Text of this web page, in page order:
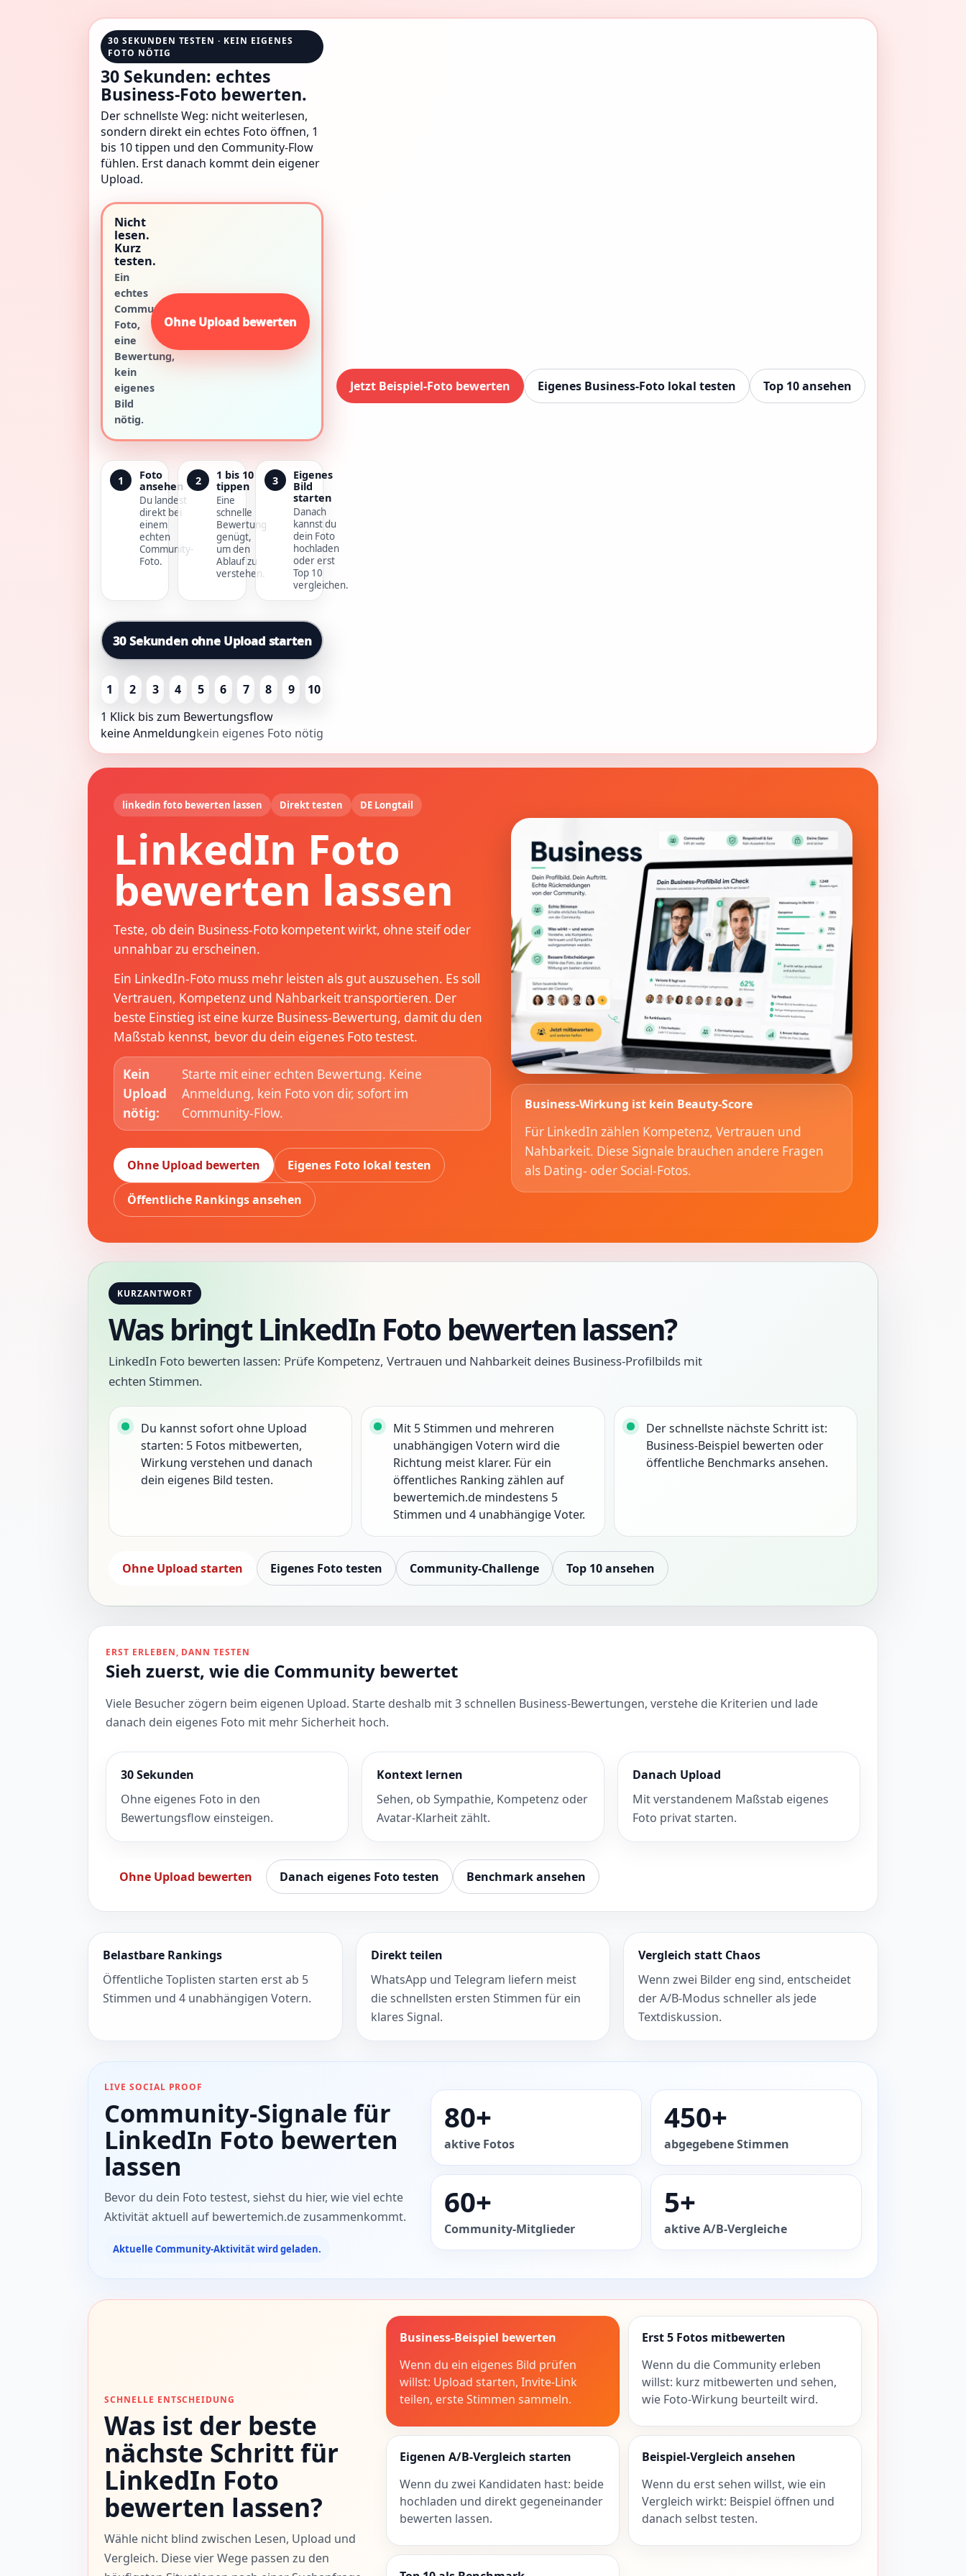
30 SEKUNDEN TESTEN · KEIN EIGENES
FOTO NÖTIG
30 Sekunden: echtes
Business-Foto bewerten.
Der schnellste Weg: nicht weiterlesen,
sondern direkt ein echtes Foto öffnen, 1
bis 10 tippen und den Community-Flow
fühlen. Erst danach kommt dein eigener
Upload.
Nicht
lesen.
Kurz
testen.
Ein
echtes
Community-
Foto,
eine
Bewertung,
kein
eigenes
Bild
nötig.
Ohne Upload bewerten
1
Foto
ansehen
Du landest
direkt bei
einem
echten
Community-
Foto.
2
1 bis 10
tippen
Eine
schnelle
Bewertung
genügt,
um den
Ablauf zu
verstehen.
3
Eigenes
Bild
starten
Danach
kannst du
dein Foto
hochladen
oder erst
Top 10
vergleichen.
30 Sekunden ohne Upload starten
1 2 3 4 5 6 7 8 9
10
1 Klick bis zum Bewertungsflow
keine Anmeldungkein eigenes Foto nötig
Jetzt Beispiel-Foto bewerten Eigenes Business-Foto lokal testen Top 10 ansehen
linkedin foto bewerten lassen Direkt testen DE Longtail
LinkedIn Foto
bewerten lassen
Teste, ob dein Business-Foto kompetent wirkt, ohne steif oder
unnahbar zu erscheinen.
Ein LinkedIn-Foto muss mehr leisten als gut auszusehen. Es soll
Vertrauen, Kompetenz und Nahbarkeit transportieren. Der
beste Einstieg ist eine kurze Business-Bewertung, damit du den
Maßstab kennst, bevor du dein eigenes Foto testest.
Kein
Upload
nötig:
Starte mit einer echten Bewertung. Keine
Anmeldung, kein Foto von dir, sofort im
Community-Flow.
Ohne Upload bewerten Eigenes Foto lokal testen
Öffentliche Rankings ansehen
Business-Wirkung ist kein Beauty-Score
Für LinkedIn zählen Kompetenz, Vertrauen und
Nahbarkeit. Diese Signale brauchen andere Fragen
als Dating- oder Social-Fotos.
KURZANTWORT
Was bringt LinkedIn Foto bewerten lassen?
LinkedIn Foto bewerten lassen: Prüfe Kompetenz, Vertrauen und Nahbarkeit deines Business-Profilbilds mit
echten Stimmen.
Du kannst sofort ohne Upload
starten: 5 Fotos mitbewerten,
Wirkung verstehen und danach
dein eigenes Bild testen.
Mit 5 Stimmen und mehreren
unabhängigen Votern wird die
Richtung meist klarer. Für ein
öffentliches Ranking zählen auf
bewertemich.de mindestens 5
Stimmen und 4 unabhängige Voter.
Der schnellste nächste Schritt ist:
Business-Beispiel bewerten oder
öffentliche Benchmarks ansehen.
Ohne Upload starten Eigenes Foto testen Community-Challenge Top 10 ansehen
ERST ERLEBEN, DANN TESTEN
Sieh zuerst, wie die Community bewertet
Viele Besucher zögern beim eigenen Upload. Starte deshalb mit 3 schnellen Business-Bewertungen, verstehe die Kriterien und lade
danach dein eigenes Foto mit mehr Sicherheit hoch.
30 Sekunden
Ohne eigenes Foto in den
Bewertungsflow einsteigen.
Kontext lernen
Sehen, ob Sympathie, Kompetenz oder
Avatar-Klarheit zählt.
Danach Upload
Mit verstandenem Maßstab eigenes
Foto privat starten.
Ohne Upload bewerten Danach eigenes Foto testen Benchmark ansehen
Belastbare Rankings
Öffentliche Toplisten starten erst ab 5
Stimmen und 4 unabhängigen Votern.
Direkt teilen
WhatsApp und Telegram liefern meist
die schnellsten ersten Stimmen für ein
klares Signal.
Vergleich statt Chaos
Wenn zwei Bilder eng sind, entscheidet
der A/B-Modus schneller als jede
Textdiskussion.
LIVE SOCIAL PROOF
Community-Signale für
LinkedIn Foto bewerten
lassen
Bevor du dein Foto testest, siehst du hier, wie viel echte
Aktivität aktuell auf bewertemich.de zusammenkommt.
Aktuelle Community-Aktivität wird geladen.
80+
aktive Fotos
450+
abgegebene Stimmen
60+
Community-Mitglieder
5+
aktive A/B-Vergleiche
SCHNELLE ENTSCHEIDUNG
Was ist der beste
nächste Schritt für
LinkedIn Foto
bewerten lassen?
Wähle nicht blind zwischen Lesen, Upload und
Vergleich. Diese vier Wege passen zu den
Business-Beispiel bewerten
Wenn du ein eigenes Bild prüfen
willst: Upload starten, Invite-Link
teilen, erste Stimmen sammeln.
Erst 5 Fotos mitbewerten
Wenn du die Community erleben
willst: kurz mitbewerten und sehen,
wie Foto-Wirkung beurteilt wird.
Eigenen A/B-Vergleich starten
Wenn du zwei Kandidaten hast: beide
hochladen und direkt gegeneinander
bewerten lassen.
Beispiel-Vergleich ansehen
Wenn du erst sehen willst, wie ein
Vergleich wirkt: Beispiel öffnen und
danach selbst testen.